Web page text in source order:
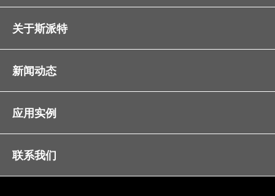
关于斯派特
新闻动态
应用实例
联系我们